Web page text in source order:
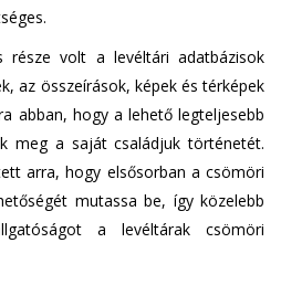
része volt a levéltári adatbázisok
az összeírások, képek és térképek
abban, hogy a lehető legteljesebb
meg a saját családjuk történetét.
arra, hogy elsősorban a csömöri
mutassa be, így közelebb
a levéltárak csömöri